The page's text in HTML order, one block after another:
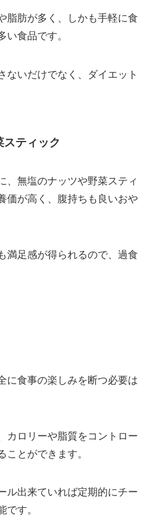
脂肪が多く、しかも手軽に食
い食品です。
ないだけでなく、ダイエット
ティック
、無塩のナッツや野菜スティ
価が高く、腹持ちも良いおや
満足感が得られるので、過食
に食事の楽しみを断つ必要は
カロリーや脂質をコントロー
ことができます。
ル出来ていれば定期的にチー
です。